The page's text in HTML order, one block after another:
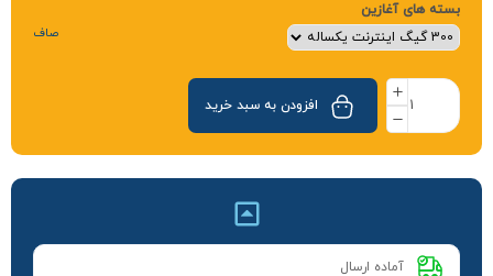
بسته های آغازین
صاف
افزودن به سبد خرید
آماده ارسال